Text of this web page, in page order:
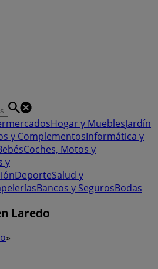
Hogar y MueblesJardín
y ComplementosInformática y
Coches, Motos y
y
DeporteSalud y
Bancos y SegurosBodas
Laredo
»